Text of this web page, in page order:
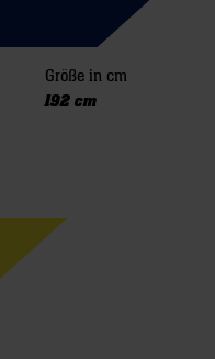
Größe in cm
192 cm